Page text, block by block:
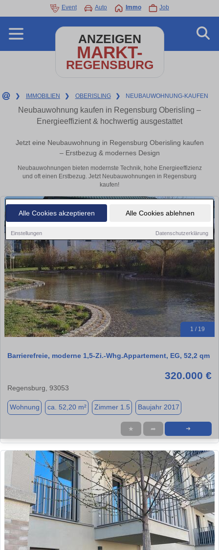
Alle Cookies akzeptieren Alle Cookies ablehnen
Einstellungen Datenschutzerklärung
Event Auto Immo Job
ANZEIGEN
MARKT-
REGENSBURG
❯ IMMOBILIEN ❯ OBERISLING ❯ NEUBAUWOHNUNG-KAUFEN
Neubauwohnung kaufen in Regensburg Oberisling –
Energieeffizient & hochwertig ausgestattet
Jetzt eine Neubauwohnung in Regensburg Oberisling kaufen
– Erstbezug & modernes Design
Neubauwohnungen bieten modernste Technik, hohe Energieeffizienz
und oft einen Erstbezug. Jetzt Neubauwohnungen in Regensburg
kaufen!
1 / 19
Barrierefreie, moderne 1,5-Zi.-Whg.Appartement, EG, 52,2 qm
320.000 €
Regensburg, 93053
Wohnung ca. 52,20 m² Zimmer 1.5 Baujahr 2017
★ ➦ ➜